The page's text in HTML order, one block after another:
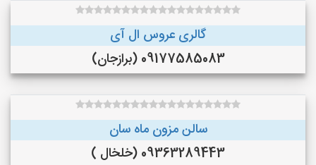
گالری عروس ال آی
09177585083 (برازجان)
سالن مزون ماه سان
09363289443 (خلخال )